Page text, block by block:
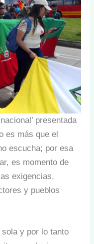
presentada
es más que el
escucha; por esa
es momento de
exigencias,
y pueblos
sola y por lo tanto